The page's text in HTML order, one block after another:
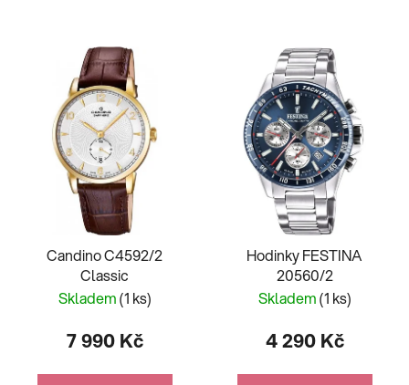
Candino C4592/2
Classic
Skladem(1 ks)
7 990 Kč
Hodinky FESTINA
20560/2
Skladem(1 ks)
4 290 Kč